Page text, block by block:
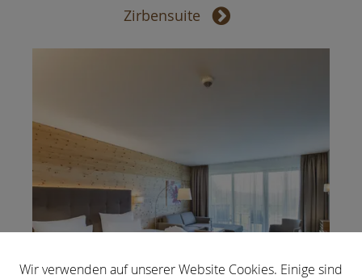
Zirbensuite
Wir verwenden auf unserer Website Cookies. Einige sind